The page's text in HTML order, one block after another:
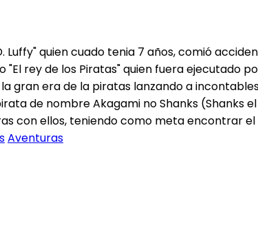
quien cuado tenia 7 años, comió
rey de los Piratas" quien fuera ejecutado
gran era de la piratas lanzando a
de nombre Akagami no Shanks
con ellos, teniendo como meta encontrar el
Aventuras